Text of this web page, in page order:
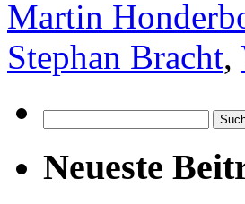
Martin
Stephan Bracht,
nach:
Neueste